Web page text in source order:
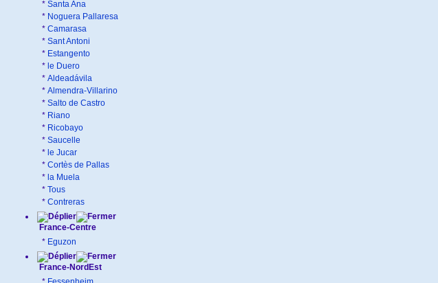
* Santa Ana
* Noguera Pallaresa
* Camarasa
* Sant Antoni
* Estangento
* le Duero
* Aldeadávila
* Almendra-Villarino
* Salto de Castro
* Riano
* Ricobayo
* Saucelle
* le Jucar
* Cortès de Pallas
* la Muela
* Tous
* Contreras
France-Centre
* Eguzon
France-NordEst